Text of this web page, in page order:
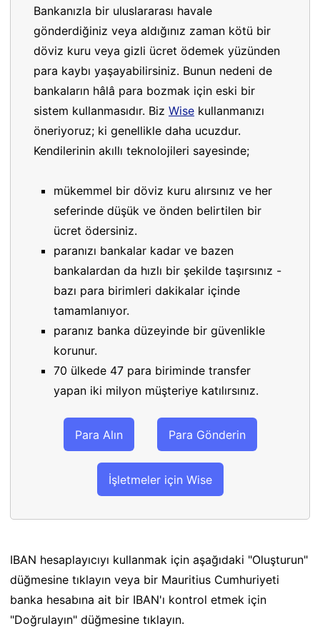
Bankanızla bir uluslararası havale
gönderdiğiniz veya aldığınız zaman kötü bir
döviz kuru veya gizli ücret ödemek yüzünden
para kaybı yaşayabilirsiniz. Bunun nedeni de
bankaların hâlâ para bozmak için eski bir
sistem kullanmasıdır. Biz Wise kullanmanızı
öneriyoruz; ki genellikle daha ucuzdur.
Kendilerinin akıllı teknolojileri sayesinde;
mükemmel bir döviz kuru alırsınız ve her
seferinde düşük ve önden belirtilen bir
ücret ödersiniz.
paranızı bankalar kadar ve bazen
bankalardan da hızlı bir şekilde taşırsınız -
bazı para birimleri dakikalar içinde
tamamlanıyor.
paranız banka düzeyinde bir güvenlikle
korunur.
70 ülkede 47 para biriminde transfer
yapan iki milyon müşteriye katılırsınız.
Para Alın Para Gönderin
İşletmeler için Wise
IBAN hesaplayıcıyı kullanmak için aşağıdaki "Oluşturun"
düğmesine tıklayın veya bir Mauritius Cumhuriyeti
banka hesabına ait bir IBAN'ı kontrol etmek için
"Doğrulayın" düğmesine tıklayın.